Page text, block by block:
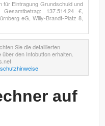
für Eintragung Grundschuld und
137.514,24 €,
eG, Willy-Brandt-Platz 8,
Sie die detaillierten
den Infobutton erhalten.
auf